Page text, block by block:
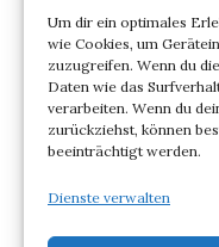
Um dir ein optimales
wie Cookies, um
zuzugreifen. Wenn du
Daten wie das
verarbeiten. Wenn du
zurückziehst, können
beeinträchtigt werden.
Dienste verwalten
ARCHIV
Archiv